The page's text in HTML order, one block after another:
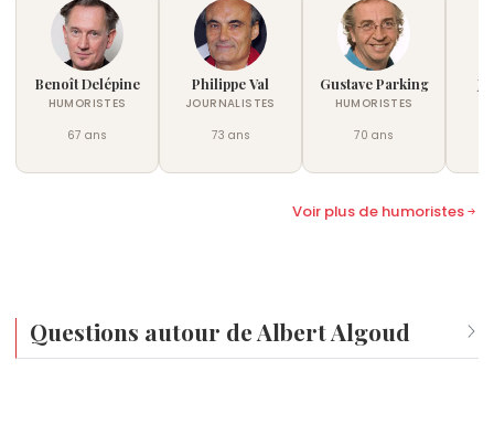
Benoît Delépine
HUMORISTES
67 ans
Philippe Val
JOURNALISTES
73 ans
Gustave Parking
HUMORISTES
70 ans
Voir plus de humoristes
Questions autour de Albert Algoud